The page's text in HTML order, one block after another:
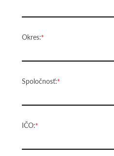
Okres:
Spoločnosť:
IČO: